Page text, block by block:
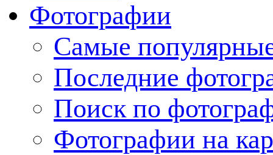
Фотографии
Cамые
Последние
Поиск по
Фотографии на